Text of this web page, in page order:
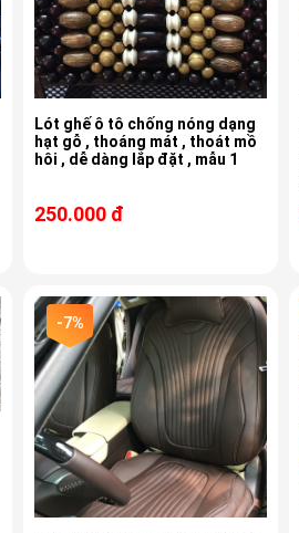
Lót ghế ô tô chống nóng dạng
hạt gỗ , thoáng mát , thoát mồ
hôi , dễ dàng lắp đặt , mẫu 1
250.000 đ
-7%